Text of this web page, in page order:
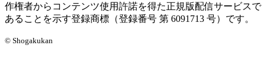
作権者からコンテンツ使用許諾を得た正規版配信サービスで
あることを示す登録商標（登録番号 第 6091713 号）です。
© Shogakukan